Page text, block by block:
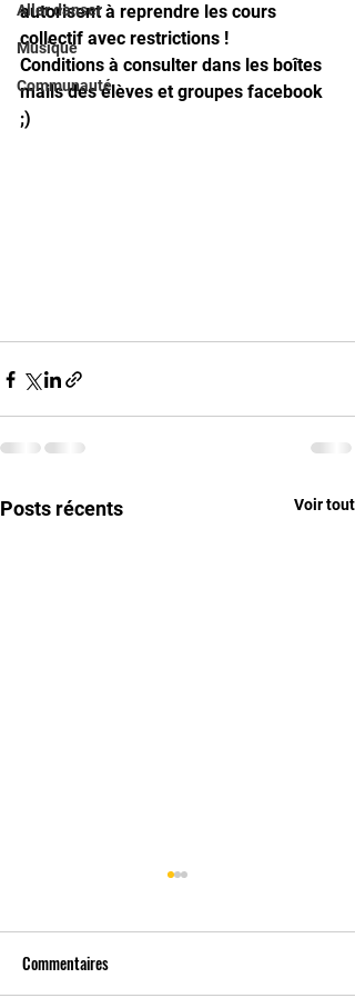
Aller danser
Musique
Communauté
autorisent à reprendre les cours
collectif avec restrictions !
Conditions à consulter dans les boîtes
mails des élèves et groupes facebook
;)
Posts récents Voir tout
Commentaires